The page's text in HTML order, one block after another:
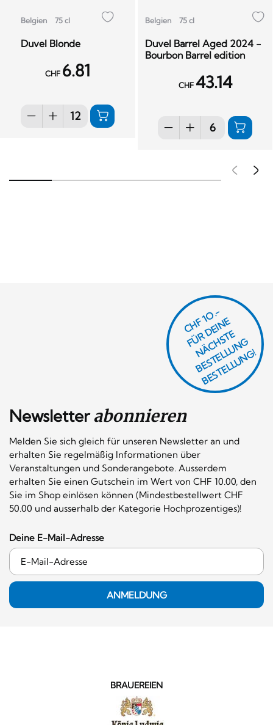
Belgien 75 cl
Duvel Blonde
CHF 6.81
Belgien 75 cl
Duvel Barrel Aged 2024 -
Bourbon Barrel edition
CHF 43.14
Newsletterabonnieren
Melden Sie sich gleich für unseren Newsletter an und
erhalten Sie regelmäßig Informationen über
Veranstaltungen und Sonderangebote. Ausserdem
erhalten Sie einen Gutschein im Wert von CHF 10.00, den
Sie im Shop einlösen können (Mindestbestellwert CHF
50.00 und ausserhalb der Kategorie Hochprozentiges)!
CHF 1O.-
F
Ü
R
D
EI
N
E
N
Ä
C
H
S
T
E
B
E
S
T
E
L
L
U
N
G
B
E
S
T
E
L
L
U
N
G!
Deine E-Mail-Adresse
ANMELDUNG
BRAUEREIEN